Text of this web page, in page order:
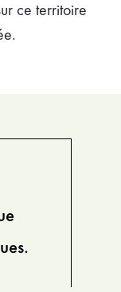
ce territoire